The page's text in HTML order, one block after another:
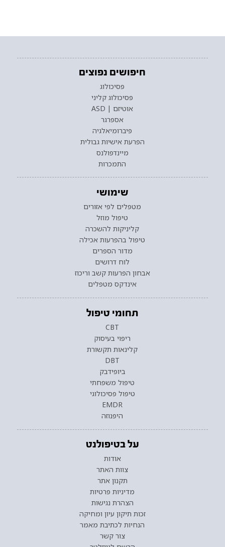
חיפושים נפוצים
פסיכולוג
פסיכולוג קליני
אוטיזם | ASD
אספרגר
פיברומיאלגיה
הפרעת אישיות גבולית
מיינדפולנס
התמכרות
שימושי
מטפלים לפי אזורים
טיפול מוזל
קליניקות להשכרה
טיפול בהפרעות אכילה
מדור הספרים
לוח דרושים
אבחון הפרעות קשב וריכוז
אינדקס מטפלים
תחומי טיפול
CBT
ריפוי בעיסוק
קלינאות תקשורת
DBT
ביופידבק
טיפול משפחתי
טיפול פסיכולוגי
EMDR
היפנוזה
על בטיפולנט
אודות
צוות האתר
תקנון אתר
מדיניות פרטיות
הצהרת נגישות
זכות תיקון עיון ומחיקה
הנחיות לכתיבת מאמר
צור קשר